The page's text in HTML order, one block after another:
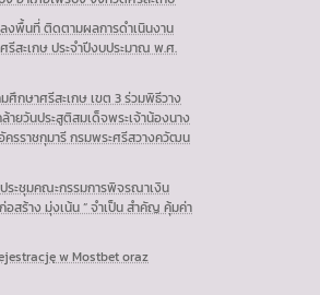
งพื้นที่ ติดตามผลการดำเนินงาน
ะเกษ ประจำปีงบประมาณ พ.ศ.
ศึกษาศรีสะเกษ เขต 3 ร่วมพิธีวาง
ยวันประสูติสมเด็จพระเจ้าน้องนาง
รราชกุมารี กรมพระศรีสวางควัฒน
ระชุมคณะกรรมการพิจรณาเงิน
สร้าง มุ่งเน้น ” จำเป็น สำคัญ คุ้มค่า
w Mostbet oraz